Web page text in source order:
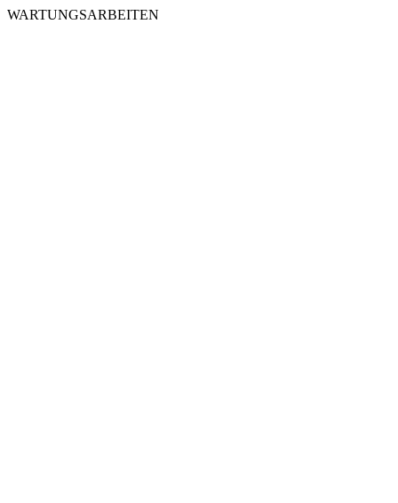
WARTUNGSARBEITEN